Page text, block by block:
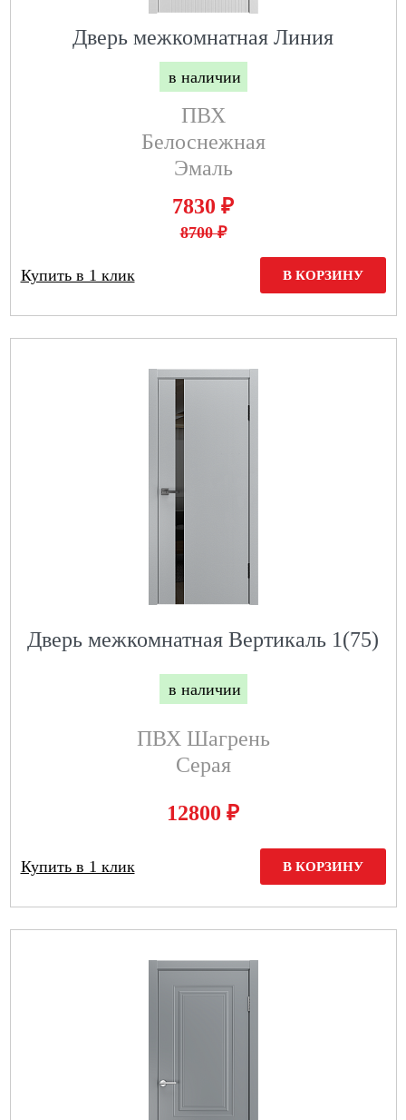
Дверь межкомнатная Линия
в наличии
ПВХ
Белоснежная
Эмаль
7830 ₽
8700 ₽
Купить в 1 клик В КОРЗИНУ
Дверь межкомнатная Вертикаль 1(75)
в наличии
ПВХ Шагрень
Серая
12800 ₽
Купить в 1 клик В КОРЗИНУ